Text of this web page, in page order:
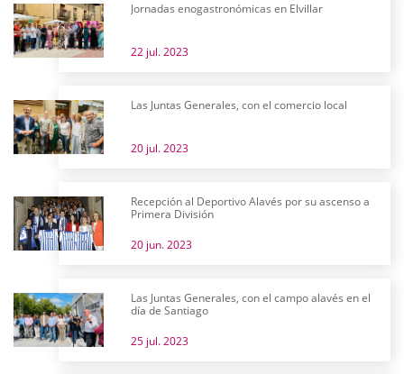
Jornadas enogastronómicas en Elvillar
22 jul. 2023
Las Juntas Generales, con el comercio local
20 jul. 2023
Recepción al Deportivo Alavés por su ascenso a
Primera División
20 jun. 2023
Las Juntas Generales, con el campo alavés en el
día de Santiago
25 jul. 2023